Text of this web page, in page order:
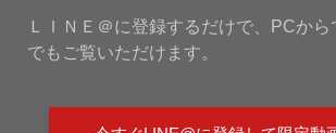
ＬＩＮＥ＠に登録するだけで、PCから
でもご覧いただけます。